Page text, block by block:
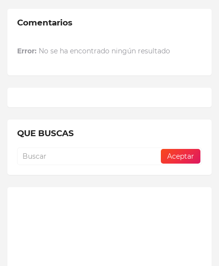
Comentarios
Error: No se ha encontrado ningún resultado
QUE BUSCAS